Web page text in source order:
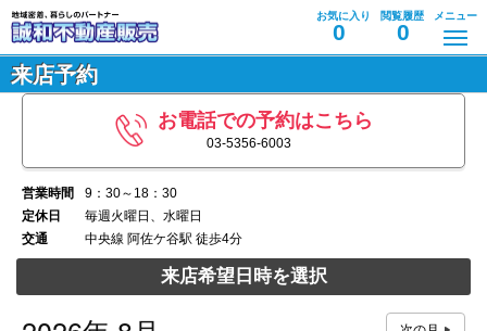
お気に入り
0
閲覧履歴
0
メニュー
来店予約
お電話での予約はこちら
03-5356-6003
営業時間
9：30～18：30
定休日
毎週火曜日、水曜日
交通
中央線 阿佐ケ谷駅 徒歩4分
来店希望日時を選択